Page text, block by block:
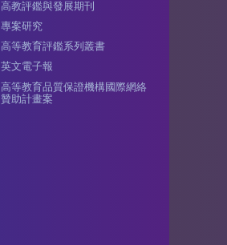
高教評鑑與發展期刊
專案研究
高等教育評鑑系列叢書
英文電子報
高等教育品質保證機構國際網絡
贊助計畫案